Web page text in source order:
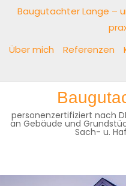
Baugutachter Lange –
Über mich
Referenzen
personenzertifiziert nach
an Gebäude und
Sach- u.